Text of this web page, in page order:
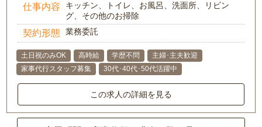
仕事内容
キッチン、トイレ、お風呂、洗面所、リビン
グ、その他のお掃除
契約形態 業務委託
土日祝のみOK 高時給 学歴不問
主婦･主夫歓迎
家事代行スタッフ募集
30代･40代･50代活躍中
この求人の詳細を見る